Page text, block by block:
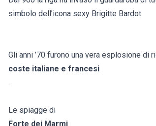
simbolo dell’icona sexy Brigitte Bardot.
Gli anni ’70 furono una vera esplosione di
coste italiane e francesi
.
Le spiagge di
Forte dei Marmi